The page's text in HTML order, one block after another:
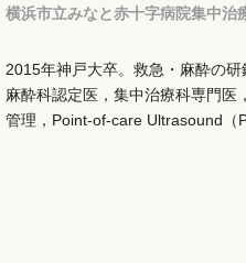
横浜市立みなと赤十字病院集中治
2015年神戸大卒。救急・麻酔の
麻酔科認定医，集中治療科専門
管理，Point-of-care Ultrasound（